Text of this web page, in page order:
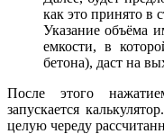
как это принято в
Указание объёма
емкости, в
бетона), даст на
После этого
запускается
целую череду